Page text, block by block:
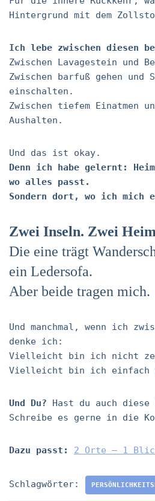
Hintergrund mit dem
Ich lebe zwischen diesen
Zwischen Lavagestein und
Zwischen barfuß gehen und
einschalten.
Zwischen tiefem Einatmen
Aushalten.
Und das ist okay.
Denn ich habe gelernt:
wo alles passt.
Sondern dort, wo ich mich
Zwei Inseln. Zwei
Die eine trägt
ein Ledersofa.
Aber beide tragen mich.
Und manchmal, wenn ich
denke ich:
Vielleicht bin ich nicht
Vielleicht bin ich einfach
Und Du? Hast du auch diese
Schreibe es gerne in die
Dazu passt: 2 Orte – 1
Schlagwörter: